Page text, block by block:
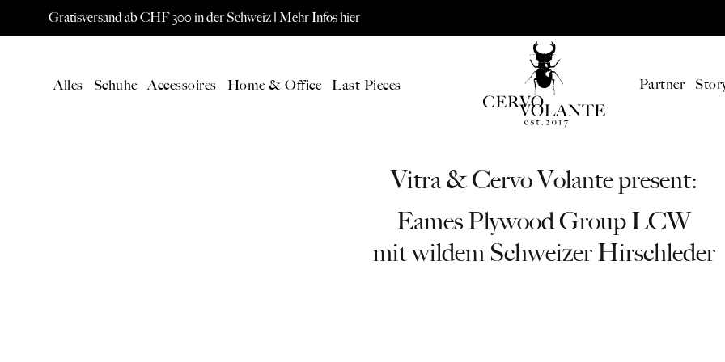
Gratisversand ab CHF 300 in der Schweiz | Mehr Infos hier
Alles
SPECIAL EDITIONS
Eames Lounge Chair by Vitra
Schuhe Accessoires Home & Office Last Pieces
Volante
rahmengenähte
Hirschlederschuhe
und
hochwertige
Lederaccessoires
Partner
Vitra & Cervo Volante present:
Eames Plywood Group LCW
mit wildem Schweizer Hirschleder